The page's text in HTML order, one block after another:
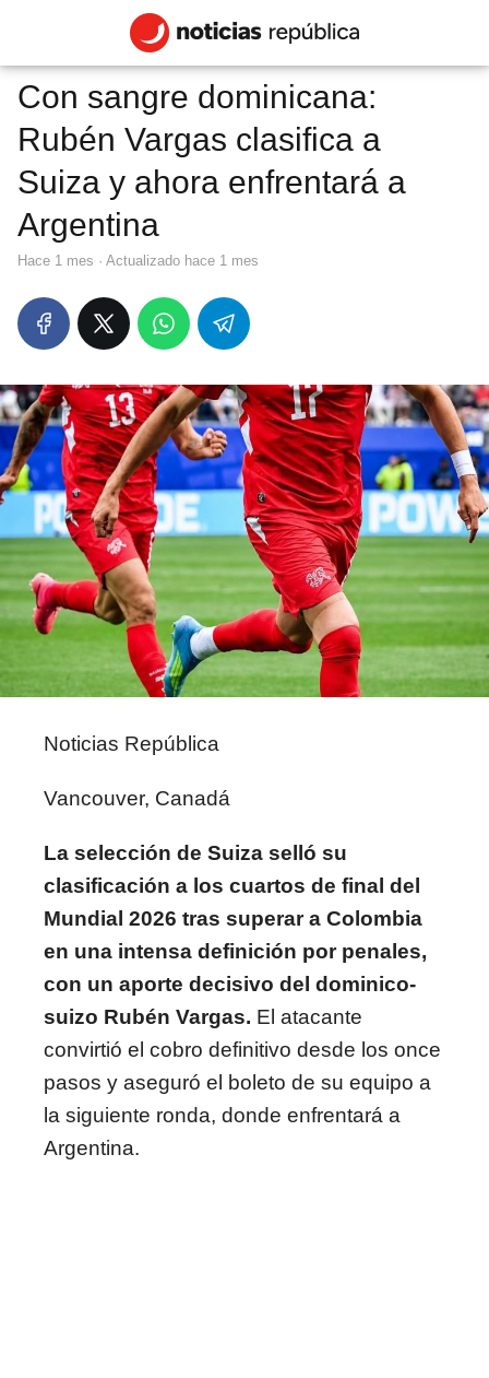
Con sangre dominicana:
Rubén Vargas clasifica a
Suiza y ahora enfrentará a
Argentina
hace 1 mes · Actualizado hace 1 mes
Noticias República
Vancouver, Canadá
La selección de Suiza selló su
clasificación a los cuartos de final del
Mundial 2026 tras superar a Colombia
en una intensa definición por penales,
con un aporte decisivo del dominico-
suizo Rubén Vargas. El atacante
convirtió el cobro definitivo desde los once
pasos y aseguró el boleto de su equipo a
la siguiente ronda, donde enfrentará a
Argentina.